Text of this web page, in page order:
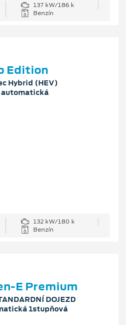
137 kW/186 k
Benzín
Edition
Hybrid (HEV)
automatická
132 kW/180 k
Benzín
E Premium
DOJEZD
1stupňová